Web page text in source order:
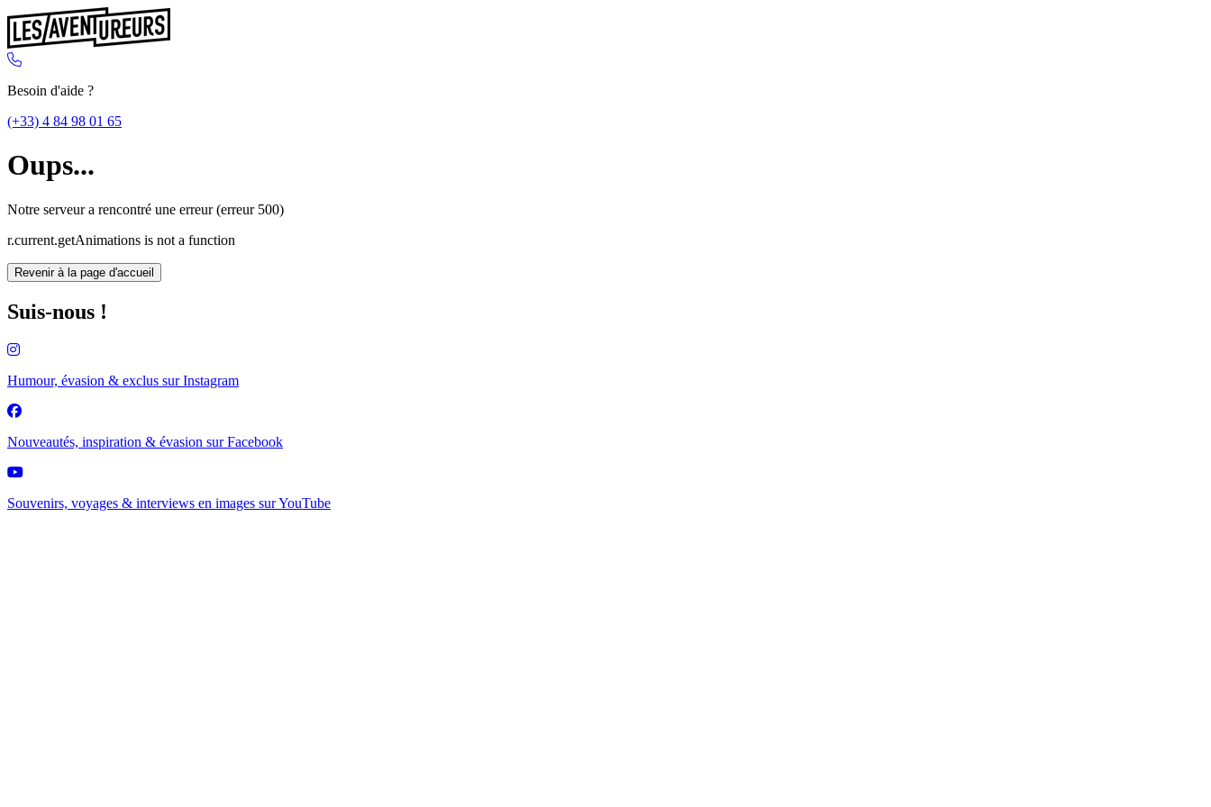
Besoin d'aide ?
(+33) 4 84 98 01 65
Oups...
Notre serveur a rencontré une erreur (erreur 500)
r.current.getAnimations is not a function
Revenir à la page d'accueil
Suis-nous !
Humour, évasion & exclus surInstagram
Nouveautés, inspiration & évasion surFacebook
Souvenirs, voyages & interviews en images surYouTube